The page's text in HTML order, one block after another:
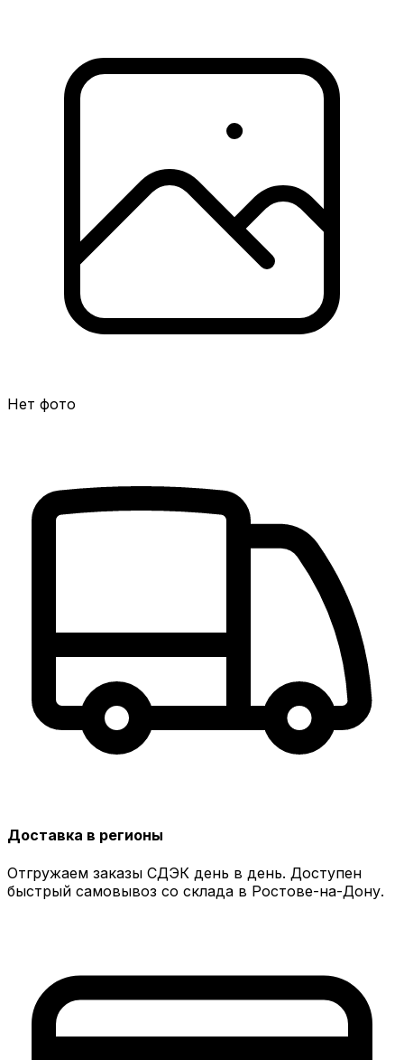
Нет фото
Доставка в регионы
Отгружаем заказы СДЭК день в день. Доступен
быстрый самовывоз со склада в Ростове-на-Дону.